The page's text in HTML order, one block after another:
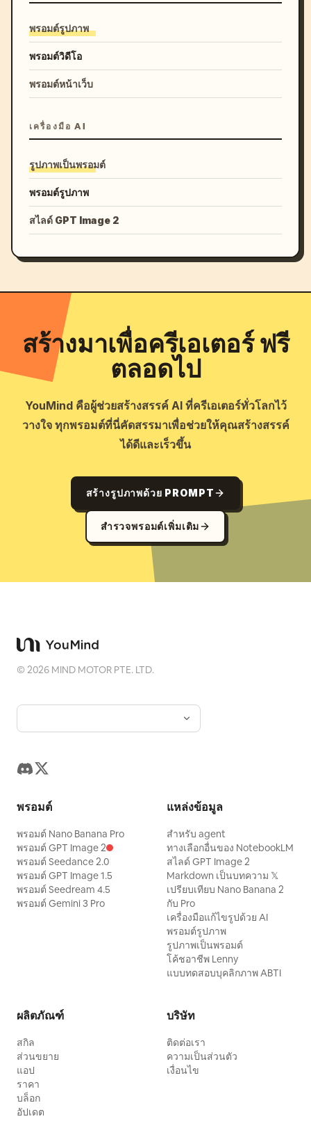
พรอมต์รูปภาพ
พรอมต์วิดีโอ
พรอมต์หน้าเว็บ
เครื่องมือ AI
รูปภาพเป็นพรอมต์
พรอมต์รูปภาพ
สไลด์ GPT Image 2
สร้างมาเพื่อครีเอเตอร์ ฟรี
ตลอดไป
YouMind คือผู้ช่วยสร้างสรรค์ AI ที่ครีเอเตอร์ทั่วโลกไว้
วางใจ ทุกพรอมต์ที่นี่คัดสรรมาเพื่อช่วยให้คุณสร้างสรรค์
ได้ดีและเร็วขึ้น
สร้างรูปภาพด้วย PROMPT
สำรวจพรอมต์เพิ่มเติม
©2026 MIND MOTOR PTE. LTD.
พรอมต์
พรอมต์ Nano Banana Pro
พรอมต์ GPT Image 2
พรอมต์ Seedance 2.0
พรอมต์ GPT Image 1.5
พรอมต์ Seedream 4.5
พรอมต์ Gemini 3 Pro
แหล่งข้อมูล
สำหรับ agent
ทางเลือกอื่นของ NotebookLM
สไลด์ GPT Image 2
Markdown เป็นบทความ 𝕏
เปรียบเทียบ Nano Banana 2
กับ Pro
เครื่องมือแก้ไขรูปด้วย AI
พรอมต์รูปภาพ
รูปภาพเป็นพรอมต์
โค้ชอาชีพ Lenny
แบบทดสอบบุคลิกภาพ ABTI
ผลิตภัณฑ์
สกิล
ส่วนขยาย
แอป
ราคา
บล็อก
อัปเดต
บริษัท
ติดต่อเรา
ความเป็นส่วนตัว
เงื่อนไข